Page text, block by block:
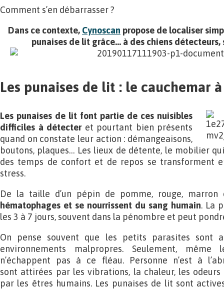
Comment s’en débarrasser ?
Dans ce contexte, Cynoscan propose de localiser
punaises de lit grâce… à des chiens
Les punaises de lit : le cauchemar
Les punaises de lit font partie de ces nuisibles
difficiles à détecteret pourtant bien présents
quand on constate leur action : démangeaisons,
boutons, plaques… Les lieux de détente, le mobilier
des temps de confort et de repos se transforment
stress.
De la taille d’un pépin de pomme, rouge,
hématophages et se nourrissent du sang humain. La
les 3 à 7 jours, souvent dans la pénombre et peut
On pense souvent que les petits parasites
environnements malpropres. Seulement,
n’échappent pas à ce fléau. Personne n’est à
sont attirées par les vibrations, la chaleur, les
par les êtres humains. Les punaises de lit sont